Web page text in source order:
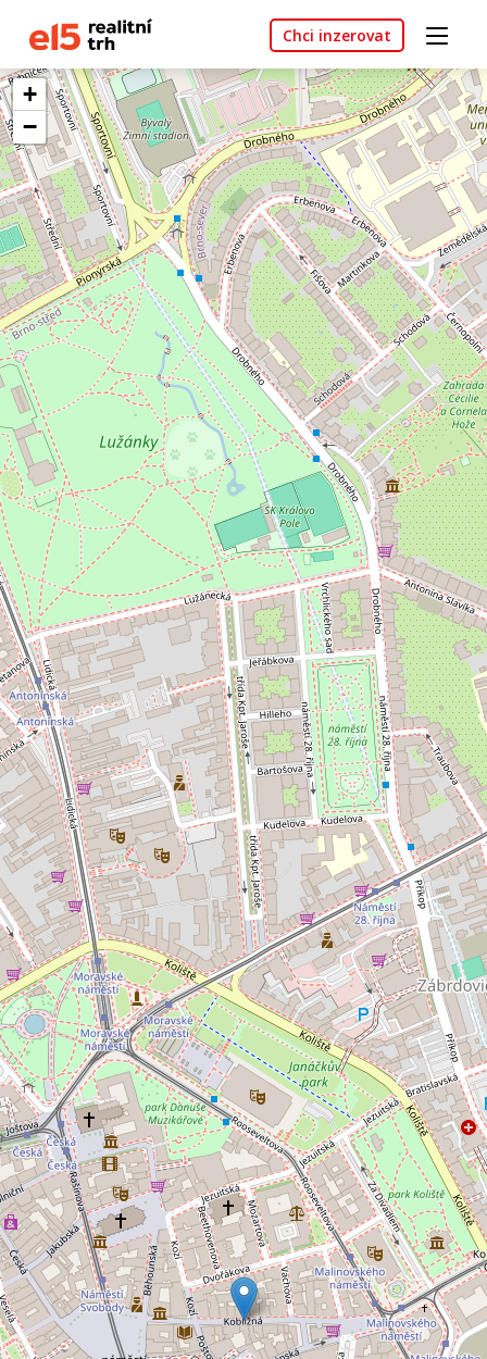
Chci inzerovat
+
−